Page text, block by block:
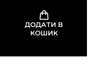
ДОДАТИ В
КОШИК